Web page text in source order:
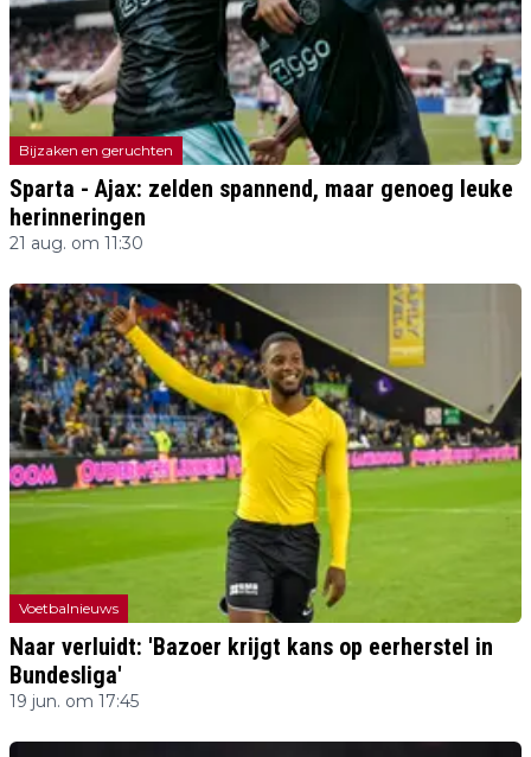
Bijzaken en geruchten
Sparta - Ajax: zelden spannend, maar genoeg leuke
herinneringen
21 aug. om 11:30
Voetbalnieuws
Naar verluidt: 'Bazoer krijgt kans op eerherstel in
Bundesliga'
19 jun. om 17:45